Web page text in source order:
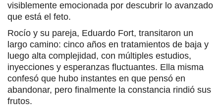
visiblemente emocionada por descubrir lo avanzado
que está el feto.
Rocío y su pareja, Eduardo Fort, transitaron un
largo camino: cinco años en tratamientos de baja y
luego alta complejidad, con múltiples estudios,
inyecciones y esperanzas fluctuantes. Ella misma
confesó que hubo instantes en que pensó en
abandonar, pero finalmente la constancia rindió sus
frutos.